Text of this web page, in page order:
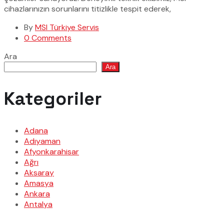
cihazlarınızın sorunlarını titizlikle tespit ederek,
ByMSI Türkiye Servis
0 Comments
Ara
Ara
Kategoriler
Adana
Adıyaman
Afyonkarahisar
Ağrı
Aksaray
Amasya
Ankara
Antalya